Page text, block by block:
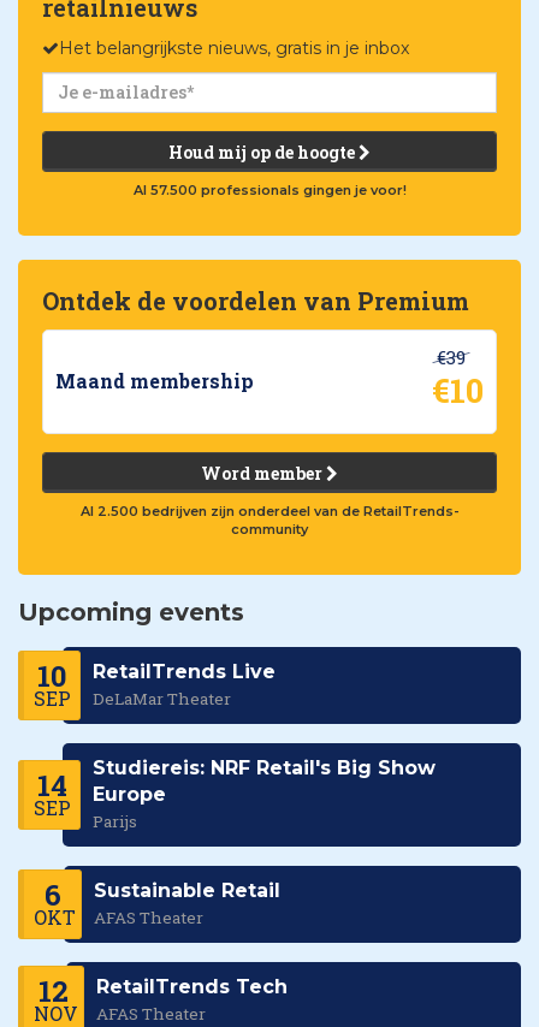
retailnieuws
Het belangrijkste nieuws, gratis in je inbox
Houd mij op de hoogte
Al 57.500 professionals gingen je voor!
Ontdek de voordelen van Premium
Maand membership
€39
€10
Word member
Al 2.500 bedrijven zijn onderdeel van de RetailTrends-
community
Upcoming events
10
SEP
RetailTrends Live
DeLaMar Theater
14
SEP
Studiereis: NRF Retail's Big Show
Europe
Parijs
6
OKT
Sustainable Retail
AFAS Theater
12
NOV
RetailTrends Tech
AFAS Theater